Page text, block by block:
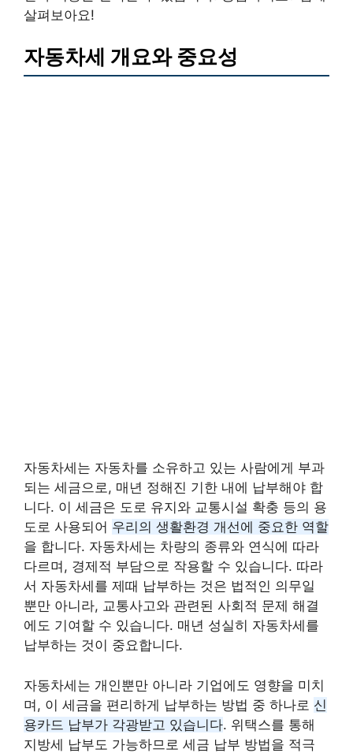
살펴보아요!
자동차세 개요와 중요성
자동차세는 자동차를 소유하고 있는 사람에게 부과
되는 세금으로, 매년 정해진 기한 내에 납부해야 합
니다. 이 세금은 도로 유지와 교통시설 확충 등의 용
도로 사용되어 우리의 생활환경 개선에 중요한 역할
을 합니다. 자동차세는 차량의 종류와 연식에 따라
다르며, 경제적 부담으로 작용할 수 있습니다. 따라
서 자동차세를 제때 납부하는 것은 법적인 의무일
뿐만 아니라, 교통사고와 관련된 사회적 문제 해결
에도 기여할 수 있습니다. 매년 성실히 자동차세를
납부하는 것이 중요합니다.
자동차세는 개인뿐만 아니라 기업에도 영향을 미치
며, 이 세금을 편리하게 납부하는 방법 중 하나로 신
용카드 납부가 각광받고 있습니다. 위택스를 통해
지방세 납부도 가능하므로 세금 납부 방법을 적극